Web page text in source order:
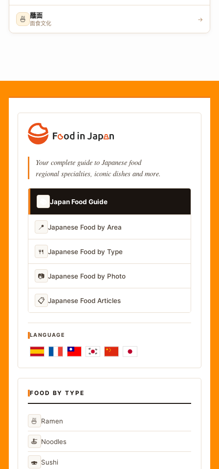
🍜 蘸面
面食文化
→
Your complete guide to Japanese food
regional specialties, iconic dishes and more.
Japan Food Guide
📍 Japanese Food by Area
🍴 Japanese Food by Type
📷 Japanese Food by Photo
📋 Japanese Food Articles
LANGUAGE
FOOD BY TYPE
🍜 Ramen
🍝 Noodles
🍣 Sushi